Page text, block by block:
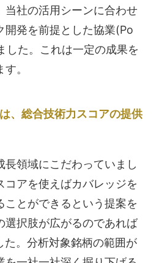
当社の活用シーンに合わせ
開発を前提とした協業(Po
した。これは一定の成果を
。
、総合技術力スコアの提供
長領域にこだわっていまし
コアを使えばカバレッジを
ことができるという提案を
選択肢が広がるのであれば
た。分析対象銘柄の範囲が